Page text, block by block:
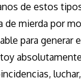
de estos
de mierda por
para generar